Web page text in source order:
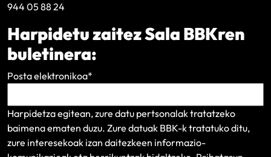
944 05 88 24
Harpidetu zaitez Sala BBKren
buletinera:
Posta elektronikoa*
Harpidetza egitean, zure datu pertsonalak tratatzeko
baimena ematen duzu. Zure datuak BBK-k tratatuko ditu,
zure interesekoak izan daitezkeen informazio-